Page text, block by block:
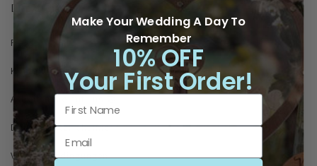
Direktlinks
FAQs
Kontaktieren Sie uns
Arbeiten Sie mit uns 🤝
Datenschutzrichtlinie
Versandbedingungen
Make Your Wedding A Day To
Remember
10% OFF
Your First Order!